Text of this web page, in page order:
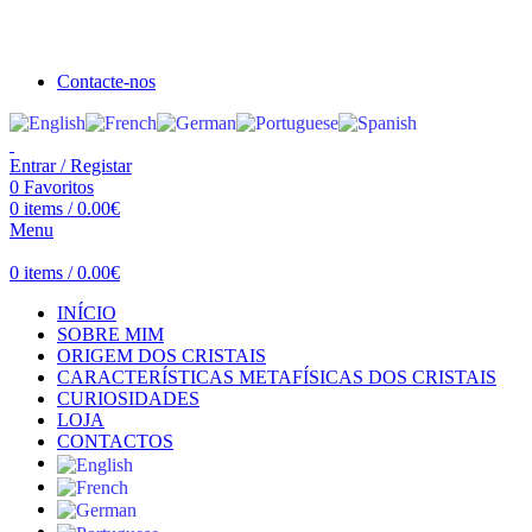
Contacte-nos
Entrar / Registar
0 Favoritos
0 items / 0.00€
Menu
0 items / 0.00€
INÍCIO
SOBRE MIM
ORIGEM DOS CRISTAIS
CARACTERÍSTICAS METAFÍSICAS DOS CRISTAIS
CURIOSIDADES
LOJA
CONTACTOS